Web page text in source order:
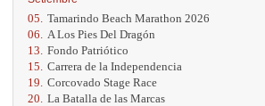
05. Tamarindo Beach Marathon 2026
06.
A Los Pies Del Dragón
13. Fondo Patriótico
15. Carrera de la Independencia
19. Corcovado Stage Race
20. La Batalla de las Marcas